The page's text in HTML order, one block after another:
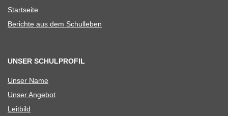
Start­seite
Berichte aus dem Schulleben
UNSER SCHULPROFIL
Unser Name
Unser Ange­bot
Leit­bild